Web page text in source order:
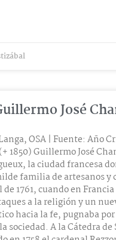
José
OSA | Fuente: Año
1850) Guillermo José
la ciudad francesa
familia de artesanos y
1761, cuando en
a la religión y un
hacia la fe, pugnaba
sociedad. A la Cátedra de